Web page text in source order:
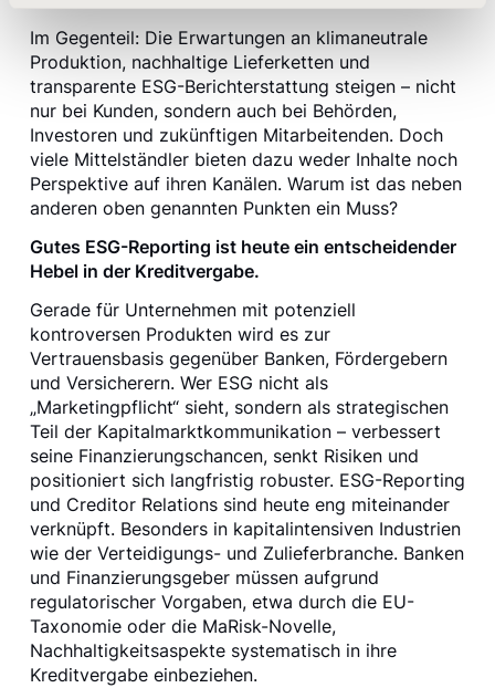
Im Gegenteil: Die Erwartungen an klimaneutrale
Produktion, nachhaltige Lieferketten und
transparente ESG-Berichterstattung steigen – nicht
nur bei Kunden, sondern auch bei Behörden,
Investoren und zukünftigen Mitarbeitenden. Doch
viele Mittelständler bieten dazu weder Inhalte noch
Perspektive auf ihren Kanälen. Warum ist das neben
anderen oben genannten Punkten ein Muss?
Gutes ESG-Reporting ist heute ein entscheidender
Hebel in der Kreditvergabe.
Gerade für Unternehmen mit potenziell
kontroversen Produkten wird es zur
Vertrauensbasis gegenüber Banken, Fördergebern
und Versicherern. Wer ESG nicht als
„Marketingpflicht“ sieht, sondern als strategischen
Teil der Kapitalmarktkommunikation – verbessert
seine Finanzierungschancen, senkt Risiken und
positioniert sich langfristig robuster. ESG-Reporting
und Creditor Relations sind heute eng miteinander
verknüpft. Besonders in kapitalintensiven Industrien
wie der Verteidigungs- und Zulieferbranche. Banken
und Finanzierungsgeber müssen aufgrund
regulatorischer Vorgaben, etwa durch die EU-
Taxonomie oder die MaRisk-Novelle,
Nachhaltigkeitsaspekte systematisch in ihre
Kreditvergabe einbeziehen.